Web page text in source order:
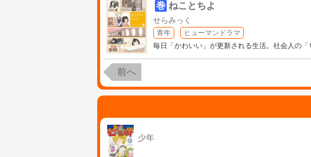
巻 ねことちよ
せらみっく
青年
ヒューマンドラマ
毎日「かわいい」が更新される生活。社会人の
前へ
少年